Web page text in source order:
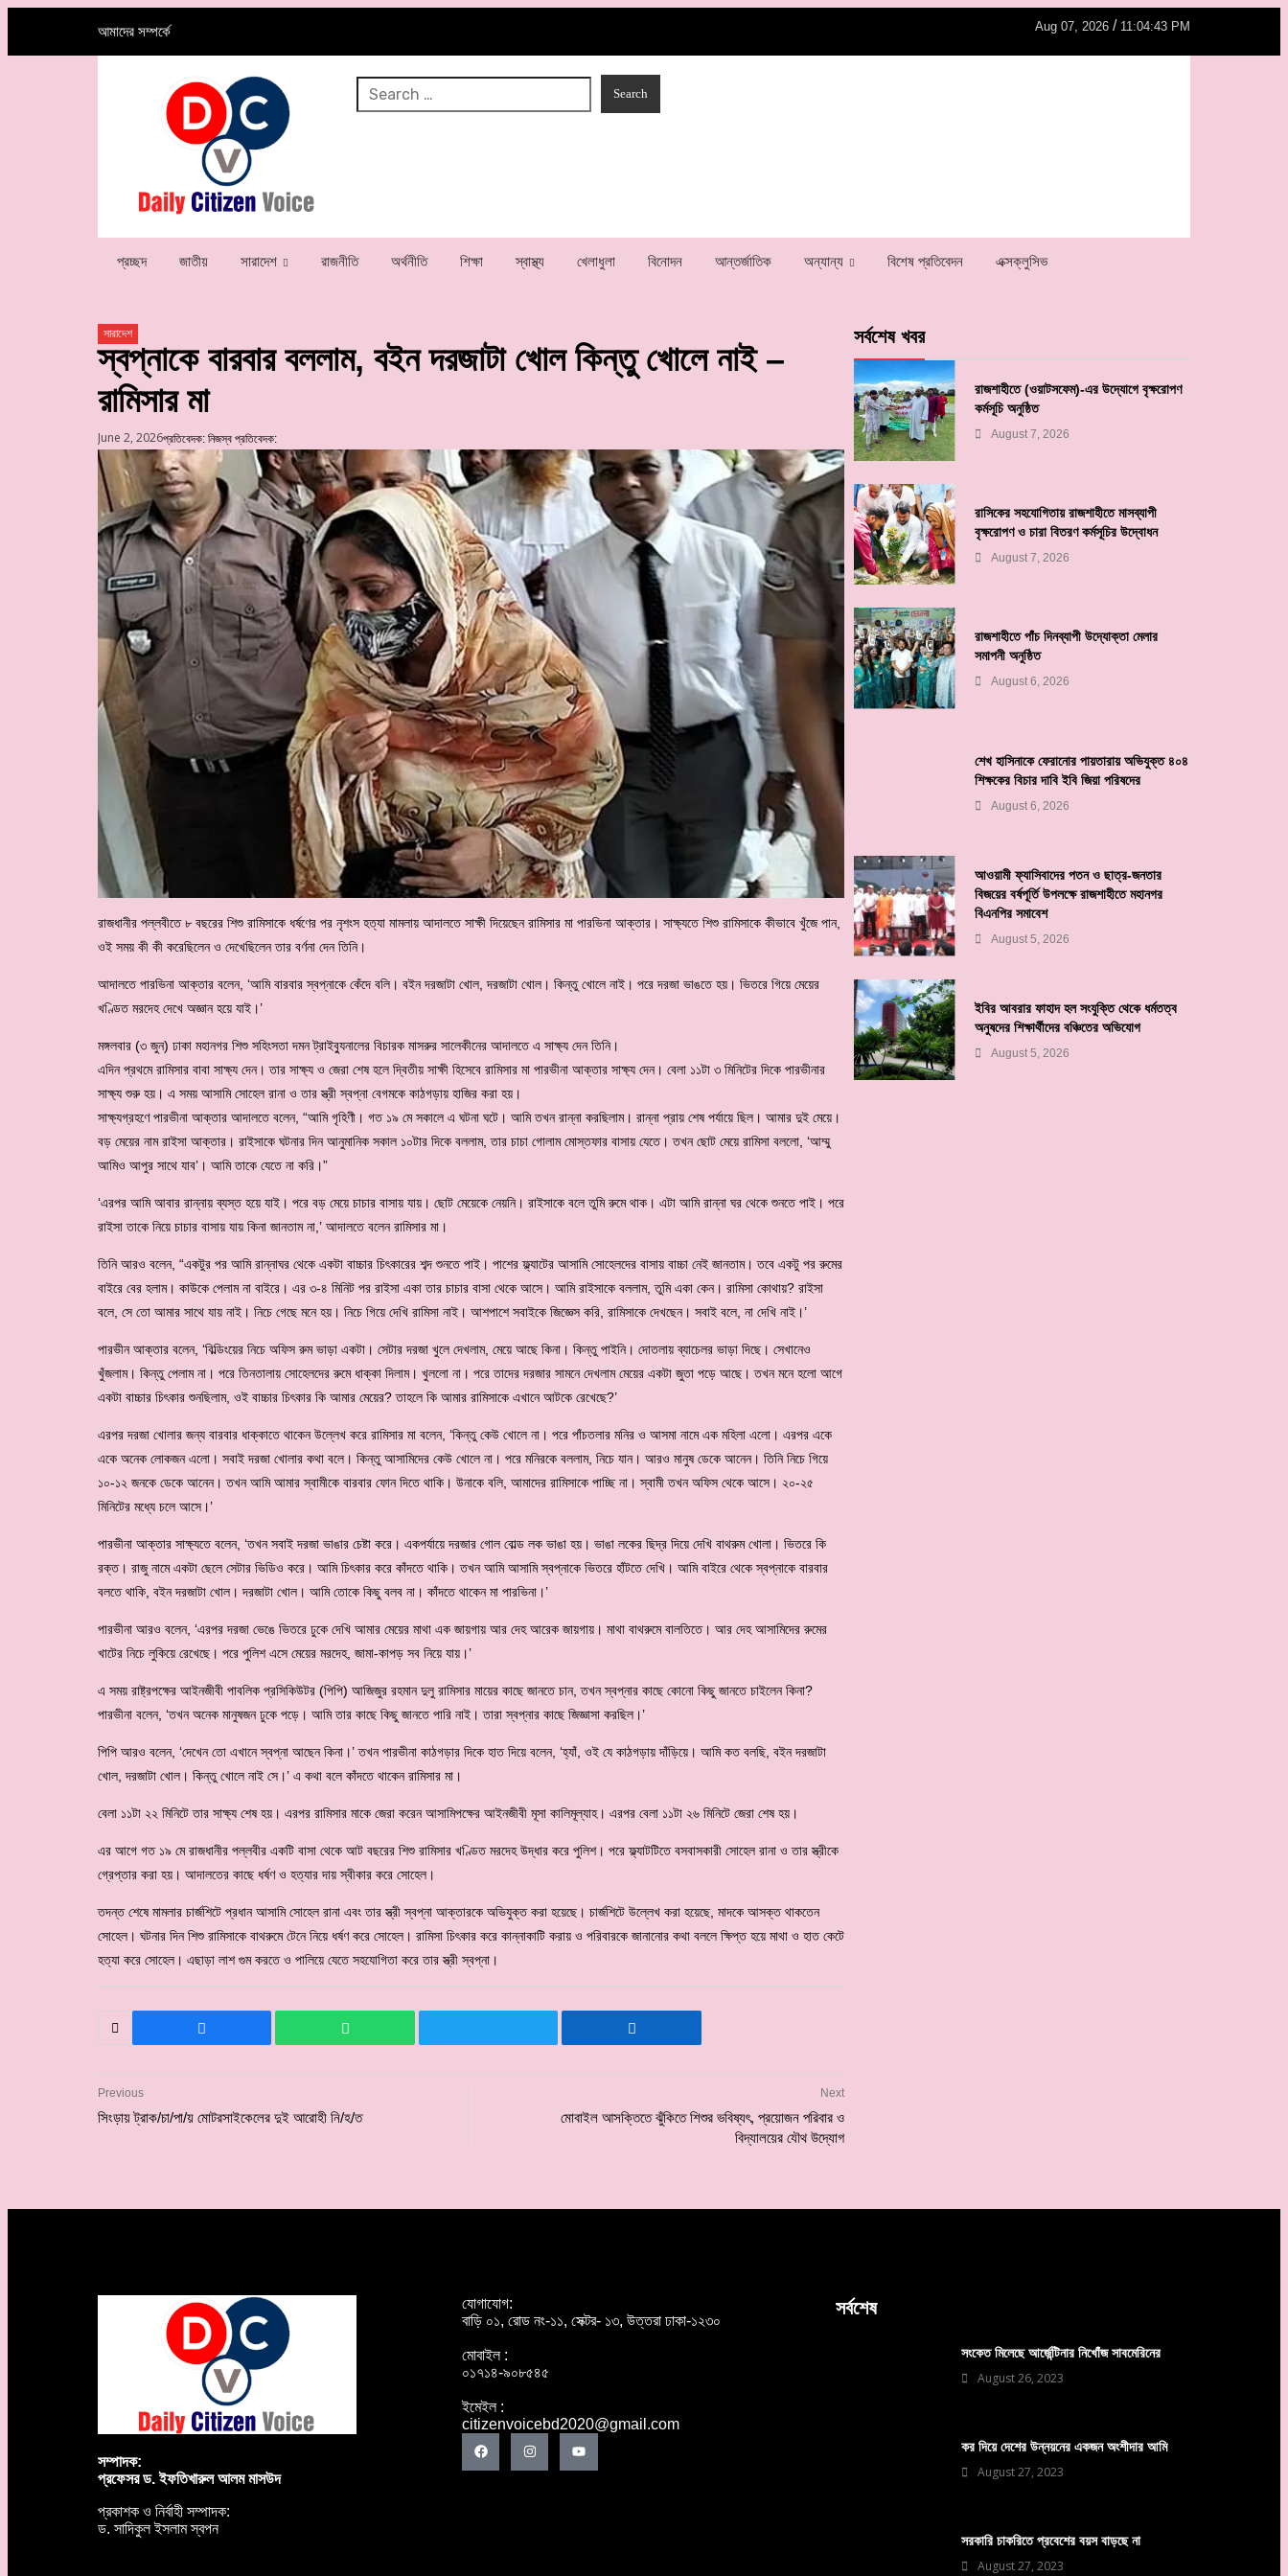
আমাদের সম্পর্কে Aug 07, 2026 / 11:04:43 PM
প্রচ্ছদ জাতীয় সারাদেশ রাজনীতি অর্থনীতি শিক্ষা স্বাস্থ্য খেলাধুলা বিনোদন আন্তর্জাতিক অন্যান্য বিশেষ প্রতিবেদন এক্সক্লুসিভ
সারাদেশ
স্বপ্নাকে বারবার বললাম, বইন দরজাটা খোল কিন্তু খোলে নাই –
রামিসার মা
June 2, 2026প্রতিবেদক: নিজস্ব প্রতিবেদক:
রাজধানীর পল্লবীতে ৮ বছরের শিশু রামিসাকে ধর্ষণের পর নৃশংস হত্যা মামলায় আদালতে সাক্ষী দিয়েছেন রামিসার মা পারভিনা আক্তার। সাক্ষ্যতে শিশু রামিসাকে কীভাবে খুঁজে পান,
ওই সময় কী কী করেছিলেন ও দেখেছিলেন তার বর্ণনা দেন তিনি।
আদালতে পারভিনা আক্তার বলেন, ‘আমি বারবার স্বপ্নাকে কেঁদে বলি। বইন দরজাটা খোল, দরজাটা খোল। কিন্তু খোলে নাই। পরে দরজা ভাঙতে হয়। ভিতরে গিয়ে মেয়ের
খণ্ডিত মরদেহ দেখে অজ্ঞান হয়ে যাই।’
মঙ্গলবার (৩ জুন) ঢাকা মহানগর শিশু সহিংসতা দমন ট্রাইব্যুনালের বিচারক মাসরুর সালেকীনের আদালতে এ সাক্ষ্য দেন তিনি।
এদিন প্রথমে রামিসার বাবা সাক্ষ্য দেন। তার সাক্ষ্য ও জেরা শেষ হলে দ্বিতীয় সাক্ষী হিসেবে রামিসার মা পারভীনা আক্তার সাক্ষ্য দেন। বেলা ১১টা ৩ মিনিটের দিকে পারভীনার
সাক্ষ্য শুরু হয়। এ সময় আসামি সোহেল রানা ও তার স্ত্রী স্বপ্না বেগমকে কাঠগড়ায় হাজির করা হয়।
সাক্ষ্যগ্রহণে পারভীনা আক্তার আদালতে বলেন, “আমি গৃহিণী। গত ১৯ মে সকালে এ ঘটনা ঘটে। আমি তখন রান্না করছিলাম। রান্না প্রায় শেষ পর্যায়ে ছিল। আমার দুই মেয়ে।
বড় মেয়ের নাম রাইসা আক্তার। রাইসাকে ঘটনার দিন আনুমানিক সকাল ১০টার দিকে বললাম, তার চাচা গোলাম মোস্তফার বাসায় যেতে। তখন ছোট মেয়ে রামিসা বললো, ‘আম্মু
আমিও আপুর সাথে যাব’। আমি তাকে যেতে না করি।”
‘এরপর আমি আবার রান্নায় ব্যস্ত হয়ে যাই। পরে বড় মেয়ে চাচার বাসায় যায়। ছোট মেয়েকে নেয়নি। রাইসাকে বলে তুমি রুমে থাক। এটা আমি রান্না ঘর থেকে শুনতে পাই। পরে
রাইসা তাকে নিয়ে চাচার বাসায় যায় কিনা জানতাম না,’ আদালতে বলেন রামিসার মা।
তিনি আরও বলেন, “একটুর পর আমি রান্নাঘর থেকে একটা বাচ্চার চিৎকারের শব্দ শুনতে পাই। পাশের ফ্ল্যাটের আসামি সোহেলদের বাসায় বাচ্চা নেই জানতাম। তবে একটু পর রুমের
বাইরে বের হলাম। কাউকে পেলাম না বাইরে। এর ৩-৪ মিনিট পর রাইসা একা তার চাচার বাসা থেকে আসে। আমি রাইসাকে বললাম, তুমি একা কেন। রামিসা কোথায়? রাইসা
বলে, সে তো আমার সাথে যায় নাই। নিচে গেছে মনে হয়। নিচে গিয়ে দেখি রামিসা নাই। আশপাশে সবাইকে জিজ্ঞেস করি, রামিসাকে দেখছেন। সবাই বলে, না দেখি নাই।’
পারভীন আক্তার বলেন, ‘বিল্ডিংয়ের নিচে অফিস রুম ভাড়া একটা। সেটার দরজা খুলে দেখলাম, মেয়ে আছে কিনা। কিন্তু পাইনি। দোতলায় ব্যাচেলর ভাড়া দিছে। সেখানেও
খুঁজলাম। কিন্তু পেলাম না। পরে তিনতালায় সোহেলদের রুমে ধাক্কা দিলাম। খুললো না। পরে তাদের দরজার সামনে দেখলাম মেয়ের একটা জুতা পড়ে আছে। তখন মনে হলো আগে
একটা বাচ্চার চিৎকার শুনছিলাম, ওই বাচ্চার চিৎকার কি আমার মেয়ের? তাহলে কি আমার রামিসাকে এখানে আটকে রেখেছে?’
এরপর দরজা খোলার জন্য বারবার ধাক্কাতে থাকেন উল্লেখ করে রামিসার মা বলেন, ‘কিন্তু কেউ খোলে না। পরে পাঁচতলার মনির ও আসমা নামে এক মহিলা এলো। এরপর একে
একে অনেক লোকজন এলো। সবাই দরজা খোলার কথা বলে। কিন্তু আসামিদের কেউ খোলে না। পরে মনিরকে বললাম, নিচে যান। আরও মানুষ ডেকে আনেন। তিনি নিচে গিয়ে
১০-১২ জনকে ডেকে আনেন। তখন আমি আমার স্বামীকে বারবার ফোন দিতে থাকি। উনাকে বলি, আমাদের রামিসাকে পাচ্ছি না। স্বামী তখন অফিস থেকে আসে। ২০-২৫
মিনিটের মধ্যে চলে আসে।’
পারভীনা আক্তার সাক্ষ্যতে বলেন, ‘তখন সবাই দরজা ভাঙার চেষ্টা করে। একপর্যায়ে দরজার গোল বোল্ড লক ভাঙা হয়। ভাঙা লকের ছিদ্র দিয়ে দেখি বাথরুম খোলা। ভিতরে কি
রক্ত। রাজু নামে একটা ছেলে সেটার ভিডিও করে। আমি চিৎকার করে কাঁদতে থাকি। তখন আমি আসামি স্বপ্নাকে ভিতরে হাঁটতে দেখি। আমি বাইরে থেকে স্বপ্নাকে বারবার
বলতে থাকি, বইন দরজাটা খোল। দরজাটা খোল। আমি তোকে কিছু বলব না। কাঁদতে থাকেন মা পারভিনা।’
পারভীনা আরও বলেন, ‘এরপর দরজা ভেঙে ভিতরে ঢুকে দেখি আমার মেয়ের মাথা এক জায়গায় আর দেহ আরেক জায়গায়। মাথা বাথরুমে বালতিতে। আর দেহ আসামিদের রুমের
খাটের নিচে লুকিয়ে রেখেছে। পরে পুলিশ এসে মেয়ের মরদেহ, জামা-কাপড় সব নিয়ে যায়।’
এ সময় রাষ্ট্রপক্ষের আইনজীবী পাবলিক প্রসিকিউটর (পিপি) আজিজুর রহমান দুলু রামিসার মায়ের কাছে জানতে চান, তখন স্বপ্নার কাছে কোনো কিছু জানতে চাইলেন কিনা?
পারভীনা বলেন, ‘তখন অনেক মানুষজন ঢুকে পড়ে। আমি তার কাছে কিছু জানতে পারি নাই। তারা স্বপ্নার কাছে জিজ্ঞাসা করছিল।’
পিপি আরও বলেন, ‘দেখেন তো এখানে স্বপ্না আছেন কিনা।’ তখন পারভীনা কাঠগড়ার দিকে হাত দিয়ে বলেন, ‘হ্যাঁ, ওই যে কাঠগড়ায় দাঁড়িয়ে। আমি কত বলছি, বইন দরজাটা
খোল, দরজাটা খোল। কিন্তু খোলে নাই সে।’ এ কথা বলে কাঁদতে থাকেন রামিসার মা।
বেলা ১১টা ২২ মিনিটে তার সাক্ষ্য শেষ হয়। এরপর রামিসার মাকে জেরা করেন আসামিপক্ষের আইনজীবী মূসা কালিমূল্যাহ। এরপর বেলা ১১টা ২৬ মিনিটে জেরা শেষ হয়।
এর আগে গত ১৯ মে রাজধানীর পল্লবীর একটি বাসা থেকে আট বছরের শিশু রামিসার খণ্ডিত মরদেহ উদ্ধার করে পুলিশ। পরে ফ্ল্যাটটিতে বসবাসকারী সোহেল রানা ও তার স্ত্রীকে
গ্রেপ্তার করা হয়। আদালতের কাছে ধর্ষণ ও হত্যার দায় স্বীকার করে সোহেল।
তদন্ত শেষে মামলার চার্জশিটে প্রধান আসামি সোহেল রানা এবং তার স্ত্রী স্বপ্না আক্তারকে অভিযুক্ত করা হয়েছে। চার্জশিটে উল্লেখ করা হয়েছে, মাদকে আসক্ত থাকতেন
সোহেল। ঘটনার দিন শিশু রামিসাকে বাথরুমে টেনে নিয়ে ধর্ষণ করে সোহেল। রামিসা চিৎকার করে কান্নাকাটি করায় ও পরিবারকে জানানোর কথা বললে ক্ষিপ্ত হয়ে মাথা ও হাত কেটে
হত্যা করে সোহেল। এছাড়া লাশ গুম করতে ও পালিয়ে যেতে সহযোগিতা করে তার স্ত্রী স্বপ্না।
Previous
সিংড়ায় ট্রাক/চা/পা/য় মোটরসাইকেলের দুই আরোহী নি/হ/ত
Next
মোবাইল আসক্তিতে ঝুঁকিতে শিশুর ভবিষ্যৎ, প্রয়োজন পরিবার ও
বিদ্যালয়ের যৌথ উদ্যোগ
সর্বশেষ খবর
রাজশাহীতে (ওয়াটসফেম)-এর উদ্যোগে বৃক্ষরোপণ
কর্মসূচি অনুষ্ঠিত
August 7, 2026
রাসিকের সহযোগিতায় রাজশাহীতে মাসব্যাপী
বৃক্ষরোপণ ও চারা বিতরণ কর্মসূচির উদ্বোধন
August 7, 2026
রাজশাহীতে পাঁচ দিনব্যাপী উদ্যোক্তা মেলার
সমাপনী অনুষ্ঠিত
August 6, 2026
শেখ হাসিনাকে ফেরানোর পায়তারায় অভিযুক্ত ৪০৪
শিক্ষকের বিচার দাবি ইবি জিয়া পরিষদের
August 6, 2026
আওয়ামী ফ্যাসিবাদের পতন ও ছাত্র-জনতার
বিজয়ের বর্ষপূর্তি উপলক্ষে রাজশাহীতে মহানগর
বিএনপির সমাবেশ
August 5, 2026
ইবির আবরার ফাহাদ হল সংযুক্তি থেকে ধর্মতত্ব
অনুষদের শিক্ষার্থীদের বঞ্চিতের অভিযোগ
August 5, 2026
সম্পাদক:
প্রফেসর ড. ইফতিখারুল আলম মাসউদ
প্রকাশক ও নির্বাহী সম্পাদক:
ড. সাদিকুল ইসলাম স্বপন
যোগাযোগ:
বাড়ি ০১, রোড নং-১১, সেক্টর- ১৩, উত্তরা ঢাকা-১২৩০
মোবাইল :
০১৭১৪-৯০৮৫৪৫
ইমেইল :
citizenvoicebd2020@gmail.com
সর্বশেষ
সংকেত মিলেছে আর্জেন্টিনার নিখোঁজ সাবমেরিনের
August 26, 2023
কর দিয়ে দেশের উন্নয়নের একজন অংশীদার আমি
August 27, 2023
সরকারি চাকরিতে প্রবেশের বয়স বাড়ছে না
August 27, 2023